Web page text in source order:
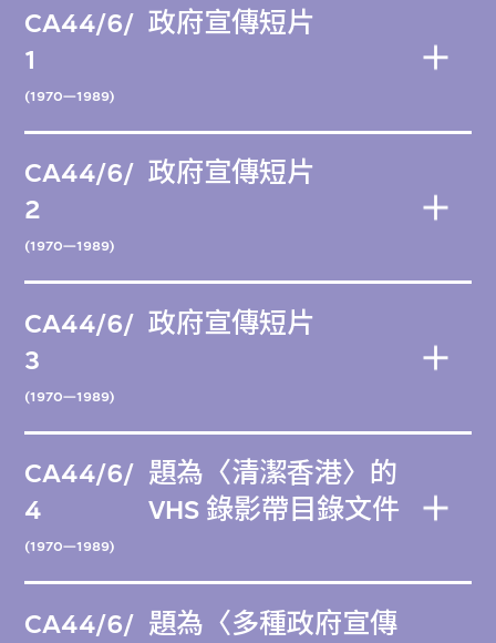
CA44/6/
1
(1970—1989)
政府宣傳短片
CA44/6/
2
(1970—1989)
政府宣傳短片
CA44/6/
3
(1970—1989)
政府宣傳短片
CA44/6/
4
(1970—1989)
題為〈清潔香港〉的
VHS 錄影帶目錄文件
CA44/6/ 題為〈多種政府宣傳